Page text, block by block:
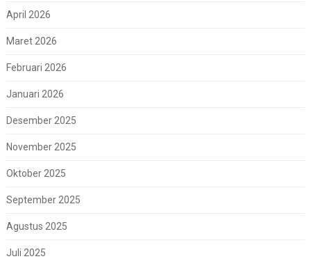
April 2026
Maret 2026
Februari 2026
Januari 2026
Desember 2025
November 2025
Oktober 2025
September 2025
Agustus 2025
Juli 2025